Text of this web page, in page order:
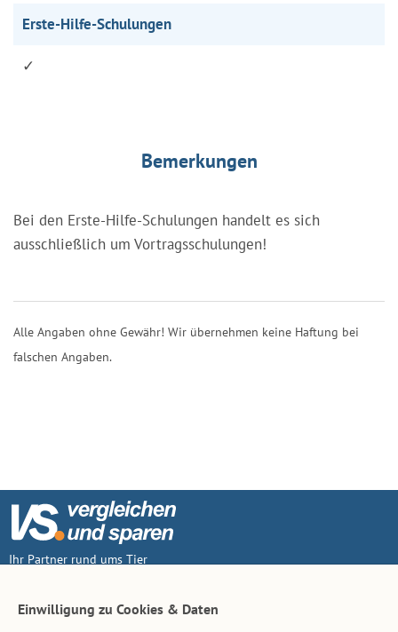
Erste-Hilfe-Schulungen
✓
Bemerkungen
Bei den Erste-Hilfe-Schulungen handelt es sich
ausschließlich um Vortragsschulungen!
Alle Angaben ohne Gewähr! Wir übernehmen keine Haftung bei
falschen Angaben.
Ihr Partner rund ums Tier
Einwilligung zu Cookies & Daten